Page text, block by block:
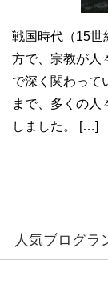
戦国時代（15世
方で、宗教が人
で深く関わって
まで、多くの人
しました。 […]
人気ブログラ